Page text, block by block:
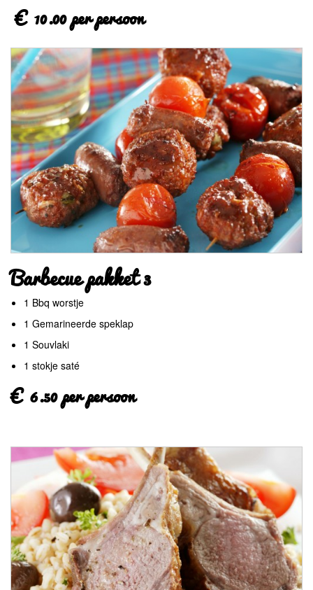
€ 10.00 per persoon
Barbecue pakket 3
1 Bbq worstje
1 Gemarineerde speklap
1 Souvlaki
1 stokje saté
€ 6.50 per persoon